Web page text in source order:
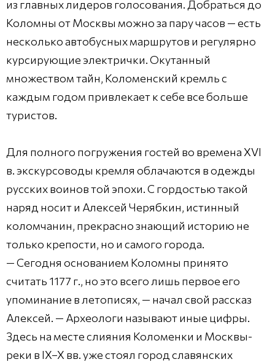
из главных лидеров голосования. Добраться до
Коломны от Москвы можно за пару часов — есть
несколько автобусных маршрутов и регулярно
курсирующие электрички. Окутанный
множеством тайн, Коломенский кремль с
каждым годом привлекает к себе все больше
туристов.
Для полного погружения гостей во времена XVI
в. экскурсоводы кремля облачаются в одежды
русских воинов той эпохи. С гордостью такой
наряд носит и Алексей Черябкин, истинный
коломчанин, прекрасно знающий историю не
только крепости, но и самого города.
— Сегодня основанием Коломны принято
считать 1177 г., но это всего лишь первое его
упоминание в летописях, — начал свой рассказ
Алексей. — Археологи называют иные цифры.
Здесь на месте слияния Коломенки и Москвы-
реки в IX–X вв. уже стоял город славянских